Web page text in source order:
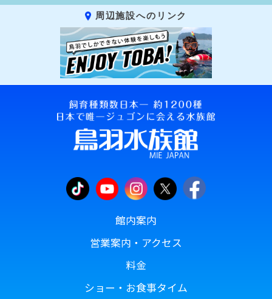
周辺施設へのリンク
館内案内
営業案内・アクセス
料金
ショー・お食事タイム